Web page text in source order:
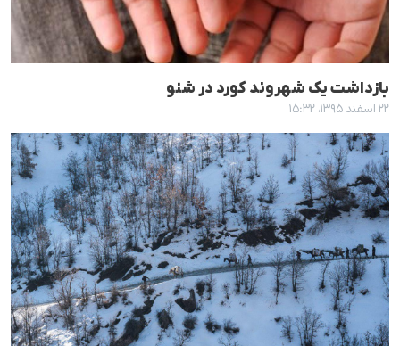
بازداشت یک شهروند کورد در شنو
۲۲ اسفند ۱۳۹۵، ۱۵:۳۲